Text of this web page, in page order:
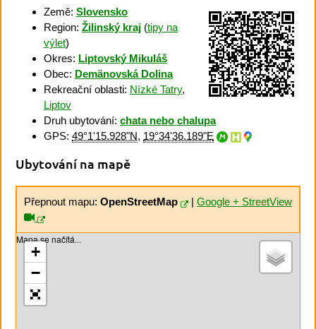
Země: Slovensko
Region: Žilinský kraj (tipy na
výlet)
Okres: Liptovský Mikuláš
Obec: Demänovská Dolina
Rekreační oblasti: Nízké Tatry,
Liptov
Druh ubytování: chata nebo chalupa
GPS: 49°1'15.928"N, 19°34'36.189"E
Ubytování na mapě
Přepnout mapu: OpenStreetMap | Google + StreetView
Mapa se načítá...
+
−